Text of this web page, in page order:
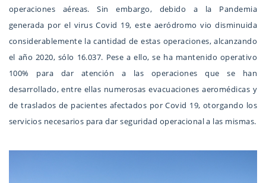
operaciones aéreas. Sin embargo, debido a la Pandemia
generada por el virus Covid 19, este aeródromo vio disminuida
considerablemente la cantidad de estas operaciones, alcanzando
el año 2020, sólo 16.037. Pese a ello, se ha mantenido operativo
100% para dar atención a las operaciones que se han
desarrollado, entre ellas numerosas evacuaciones aeromédicas y
de traslados de pacientes afectados por Covid 19, otorgando los
servicios necesarios para dar seguridad operacional a las mismas.